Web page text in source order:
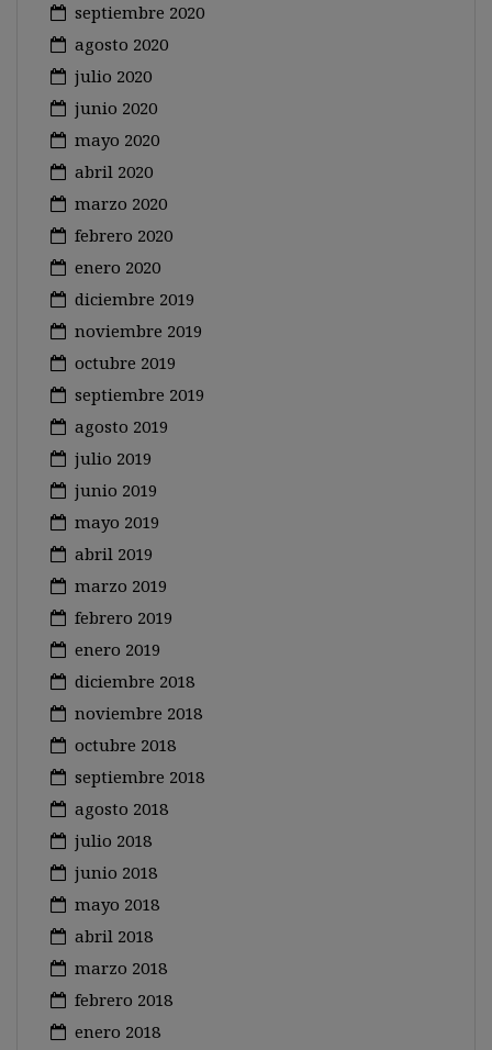
septiembre 2020
agosto 2020
julio 2020
junio 2020
mayo 2020
abril 2020
marzo 2020
febrero 2020
enero 2020
diciembre 2019
noviembre 2019
octubre 2019
septiembre 2019
agosto 2019
julio 2019
junio 2019
mayo 2019
abril 2019
marzo 2019
febrero 2019
enero 2019
diciembre 2018
noviembre 2018
octubre 2018
septiembre 2018
agosto 2018
julio 2018
junio 2018
mayo 2018
abril 2018
marzo 2018
febrero 2018
enero 2018